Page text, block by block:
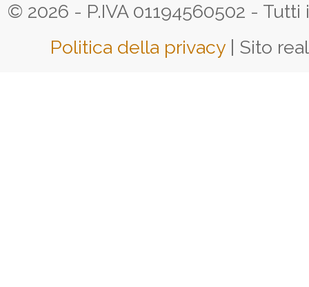
© 2026 - P.IVA 01194560502 -
Politica della privacy | Sito